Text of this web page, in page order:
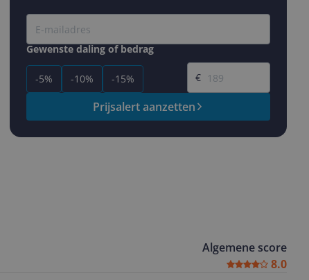
Gewenste daling of bedrag
-5% -10% -15%
Gewenste prijs
€
Prijsalert aanzetten
Algemene score
8.0